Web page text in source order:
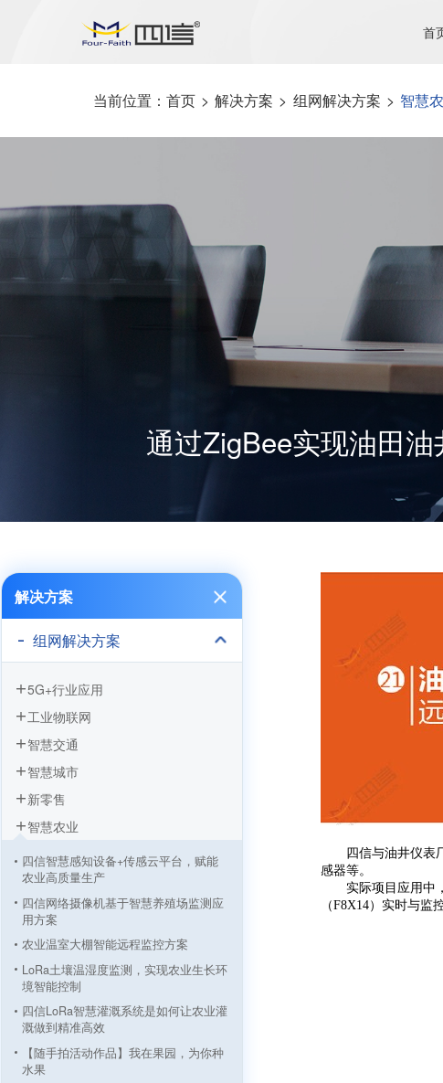
首
当前位置： 首页 > 解决方案 > 组网解决方案 > 智慧
通过ZigBee实现油田
解决方案
组网解决方案
5G+行业应用
工业物联网
智慧交通
智慧城市
新零售
智慧农业
四信智慧感知设备+传感云平台，赋能
农业高质量生产
四信网络摄像机基于智慧养殖场监测应
用方案
农业温室大棚智能远程监控方案
LoRa土壤温湿度监测，实现农业生长环
境智能控制
四信LoRa智慧灌溉系统是如何让农业灌
溉做到精准高效
【随手拍活动作品】我在果园，为你种
水果
四信与油井仪表厂
感器等。
实际项目应用中，
（F8X14）实时与